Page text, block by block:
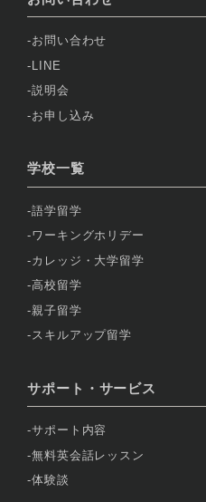
お問い合わせ
LINE
説明会
お申し込み
学校一覧
語学留学
ワーキングホリデー
カレッジ・大学留学
高校留学
親子留学
スキルアップ留学
サポート・サービス
サポート内容
無料英会話レッスン
体験談